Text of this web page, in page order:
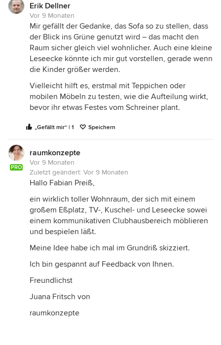
Erik Dellner
Vor 9 Monaten
Mir gefällt der Gedanke, das Sofa so zu stellen, dass
der Blick ins Grüne genutzt wird – das macht den
Raum sicher gleich viel wohnlicher. Auch eine kleine
Leseecke könnte ich mir gut vorstellen, gerade wenn
die Kinder größer werden.
Vielleicht hilft es, erstmal mit Teppichen oder
mobilen Möbeln zu testen, wie die Aufteilung wirkt,
bevor ihr etwas Festes vom Schreiner plant.
„Gefällt mir“ | 1 Speichern
PRO
raumkonzepte
Vor 9 Monaten
Zuletzt geändert: Vor 9 Monaten
Hallo Fabian Preiß,
ein wirklich toller Wohnraum, der sich mit einem
großem Eßplatz, TV-, Kuschel- und Leseecke sowei
einem kommunikativen Clubhausbereich möblieren
und bespielen läßt.
Meine Idee habe ich mal im Grundriß skizziert.
Ich bin gespannt auf Feedback von Ihnen.
Freundlichst
Juana Fritsch von
raumkonzepte